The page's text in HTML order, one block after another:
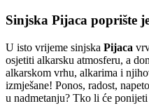
Sinjska Pijaca poprište
U isto vrijeme sinjska Pijaca
osjetiti alkarsku atmosferu, a
alkarskom vrhu, alkarima i
izmješane! Ponos, radost,
u nadmetanju? Tko li će